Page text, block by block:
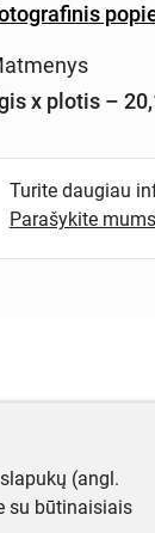
x plotis –
Turite daugiau
Parašykite
(angl.
su būtinaisiais